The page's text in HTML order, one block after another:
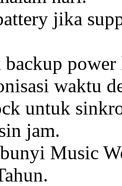
jika
backup
waktu
untuk
jam.
Music